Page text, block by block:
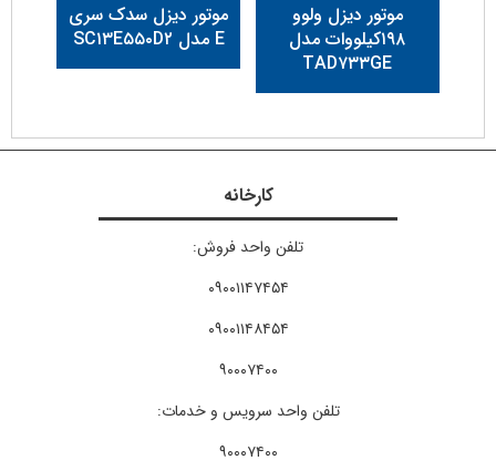
موتور دیزل ولوو
۱۹۸کیلووات مدل
TAD۷۳۳GE
موتور دیزل سدک سری
E مدل SC۱۳E۵۵۰D۲
کارخانه
تلفن واحد فروش:
۰۹۰۰۱۱۴۷۴۵۴
۰۹۰۰۱۱۴۸۴۵۴
۹۰۰۰۷۴۰۰​
تلفن واحد سرویس و خدمات:
۹۰۰۰۷۴۰۰